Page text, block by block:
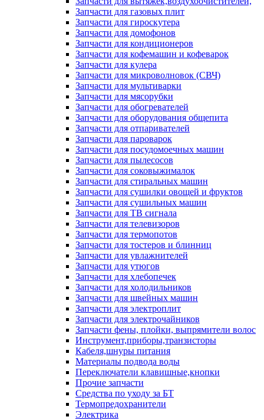
Запчасти для газовых плит
Запчасти для гироскутера
Запчасти для домофонов
Запчасти для кондиционеров
Запчасти для кофемашин и кофеварок
Запчасти для кулера
Запчасти для микроволновок (СВЧ)
Запчасти для мультиварки
Запчасти для мясорубки
Запчасти для обогревателей
Запчасти для оборудования общепита
Запчасти для отпаривателей
Запчасти для пароварок
Запчасти для посудомоечных машин
Запчасти для пылесосов
Запчасти для соковыжималок
Запчасти для стиральных машин
Запчасти для сушилки овощей и фруктов
Запчасти для сушильных машин
Запчасти для ТВ сигнала
Запчасти для телевизоров
Запчасти для термопотов
Запчасти для тостеров и блинниц
Запчасти для увлажнителей
Запчасти для утюгов
Запчасти для хлебопечек
Запчасти для холодильников
Запчасти для швейных машин
Запчасти для электроплит
Запчасти для электрочайников
Запчасти фены, плойки, выпрямители волос
Инструмент,приборы,транзисторы
Кабеля,шнуры питания
Материалы подвода воды
Переключатели клавишные,кнопки
Прочие запчасти
Средства по уходу за БТ
Термопредохранители
Электрика